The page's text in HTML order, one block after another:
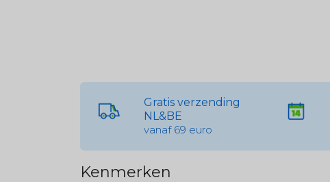
Gratis verzending
NL&BE
vanaf 69 euro
Kenmerken